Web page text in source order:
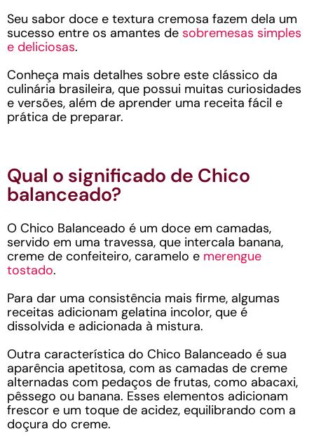
Seu sabor doce e textura cremosa fazem dela um
sucesso entre os amantes de sobremesas simples
e deliciosas.
Conheça mais detalhes sobre este clássico da
culinária brasileira, que possui muitas curiosidades
e versões, além de aprender uma receita fácil e
prática de preparar.
Qual o significado de Chico
balanceado?
O Chico Balanceado é um doce em camadas,
servido em uma travessa, que intercala banana,
creme de confeiteiro, caramelo e merengue
tostado.
Para dar uma consistência mais firme, algumas
receitas adicionam gelatina incolor, que é
dissolvida e adicionada à mistura.
Outra característica do Chico Balanceado é sua
aparência apetitosa, com as camadas de creme
alternadas com pedaços de frutas, como abacaxi,
pêssego ou banana. Esses elementos adicionam
frescor e um toque de acidez, equilibrando com a
doçura do creme.